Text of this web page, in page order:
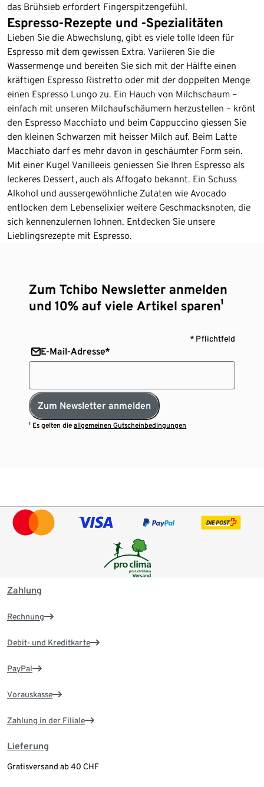
das Brühsieb erfordert Fingerspitzengefühl.
Espresso-Rezepte und -Spezialitäten
Lieben Sie die Abwechslung, gibt es viele tolle Ideen für
Espresso mit dem gewissen Extra. Variieren Sie die
Wassermenge und bereiten Sie sich mit der Hälfte einen
kräftigen Espresso Ristretto oder mit der doppelten Menge
einen Espresso Lungo zu. Ein Hauch von Milchschaum –
einfach mit unseren Milchaufschäumern herzustellen – krönt
den Espresso Macchiato und beim Cappuccino giessen Sie
den kleinen Schwarzen mit heisser Milch auf. Beim Latte
Macchiato darf es mehr davon in geschäumter Form sein.
Mit einer Kugel Vanilleeis geniessen Sie Ihren Espresso als
leckeres Dessert, auch als Affogato bekannt. Ein Schuss
Alkohol und aussergewöhnliche Zutaten wie Avocado
entlocken dem Lebenselixier weitere Geschmacksnoten, die
sich kennenzulernen lohnen. Entdecken Sie unsere
Lieblingsrezepte mit Espresso.
Zum Tchibo Newsletter anmelden
und 10% auf viele Artikel sparen¹
* Pflichtfeld
E-Mail-Adresse*
Zum Newsletter anmelden
¹ Es gelten dieallgemeinen Gutscheinbedingungen
Zahlung
Rechnung
Debit- und Kreditkarte
PayPal
Vorauskasse
Zahlung in der Filiale
Lieferung
Gratisversand ab 40 CHF